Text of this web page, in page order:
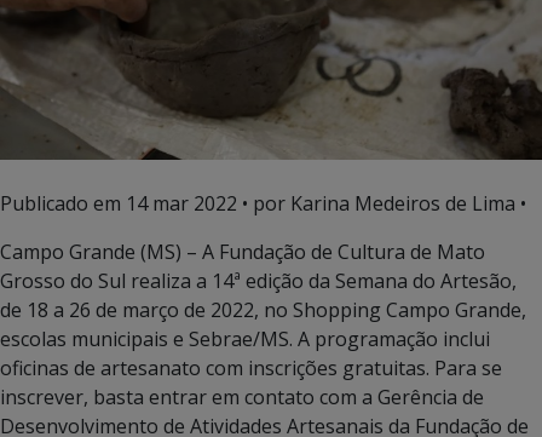
Publicado em 14 mar 2022 • por Karina Medeiros de Lima •
Campo Grande (MS) – A Fundação de Cultura de Mato
Grosso do Sul realiza a 14ª edição da Semana do Artesão,
de 18 a 26 de março de 2022, no Shopping Campo Grande,
escolas municipais e Sebrae/MS. A programação inclui
oficinas de artesanato com inscrições gratuitas. Para se
inscrever, basta entrar em contato com a Gerência de
Desenvolvimento de Atividades Artesanais da Fundação de